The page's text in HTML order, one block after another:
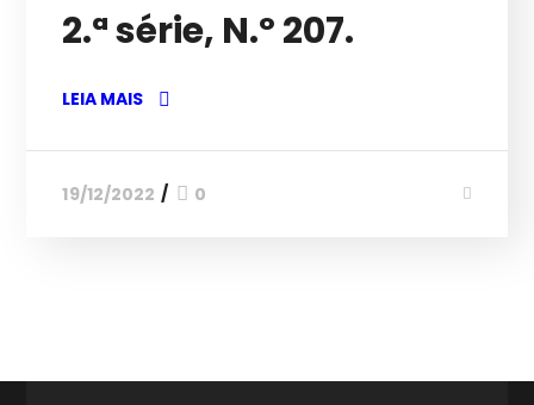
2.ª série, N.º 207.
LEIA MAIS
19/12/2022 0